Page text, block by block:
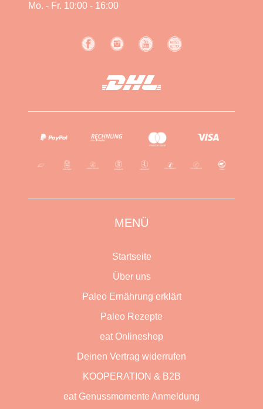
Mo. - Fr. 10:00 - 16:00
MENÜ
Startseite
Über uns
Paleo Ernährung erklärt
Paleo Rezepte
eat Onlineshop
Deinen Vertrag widerrufen
KOOPERATION & B2B
eat Genussmomente Anmeldung